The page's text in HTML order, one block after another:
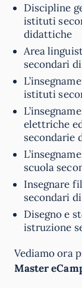
Discipline
istituti
didattiche
Area
secondari
istituti
elettriche
secondarie
scuola
Insegnare
secondari
Disegno e
istruzione
Vediamo ora
Master